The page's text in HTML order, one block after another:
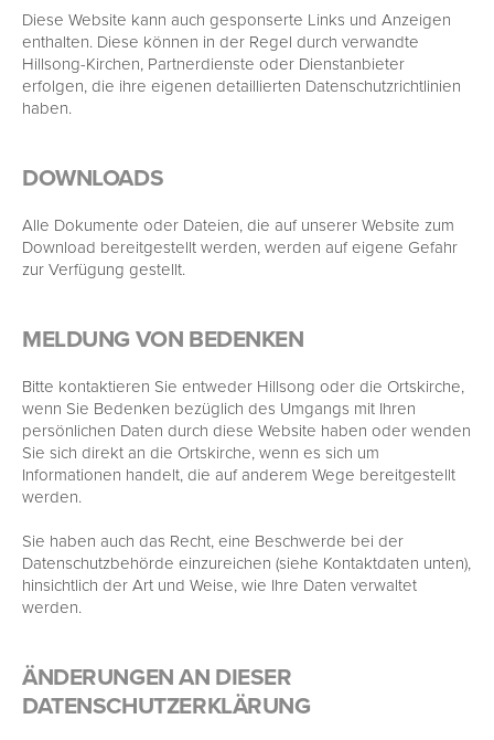
Diese Website kann auch gesponserte Links und Anzeigen
enthalten. Diese können in der Regel durch verwandte
Hillsong-Kirchen, Partnerdienste oder Dienstanbieter
erfolgen, die ihre eigenen detaillierten Datenschutzrichtlinien
haben.
DOWNLOADS
Alle Dokumente oder Dateien, die auf unserer Website zum
Download bereitgestellt werden, werden auf eigene Gefahr
zur Verfügung gestellt.
MELDUNG VON BEDENKEN
Bitte kontaktieren Sie entweder Hillsong oder die Ortskirche,
wenn Sie Bedenken bezüglich des Umgangs mit Ihren
persönlichen Daten durch diese Website haben oder wenden
Sie sich direkt an die Ortskirche, wenn es sich um
Informationen handelt, die auf anderem Wege bereitgestellt
werden.
Sie haben auch das Recht, eine Beschwerde bei der
Datenschutzbehörde einzureichen (siehe Kontaktdaten unten),
hinsichtlich der Art und Weise, wie Ihre Daten verwaltet
werden.
ÄNDERUNGEN AN DIESER
DATENSCHUTZERKLÄRUNG